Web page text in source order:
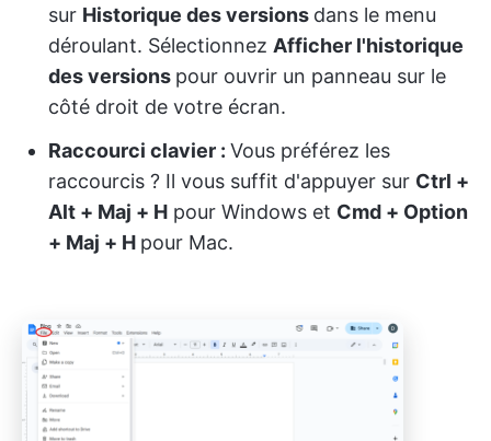
sur Historique des versions dans le menu
déroulant. Sélectionnez Afficher l'historique
des versions pour ouvrir un panneau sur le
côté droit de votre écran.
Raccourci clavier : Vous préférez les
raccourcis ? Il vous suffit d'appuyer sur Ctrl +
Alt + Maj + H pour Windows et Cmd + Option
+ Maj + H pour Mac.